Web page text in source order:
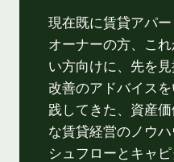
現在既に賃貸アパ
オーナーの方、こ
い方向けに、先を
改善のアドバイス
践してきた、資産
な賃貸経営のノウ
シュフローとキャ